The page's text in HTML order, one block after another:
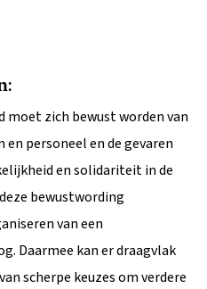
moet zich bewust worden van
en personeel en de gevaren
en solidariteit in de
bewustwording
van een
Daarmee kan er draagvlak
scherpe keuzes om verdere